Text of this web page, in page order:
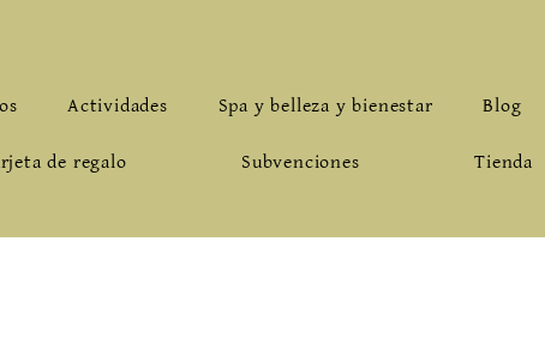
Actividades Spa y belleza y bienestar Blog
de regalo Subvenciones Tienda